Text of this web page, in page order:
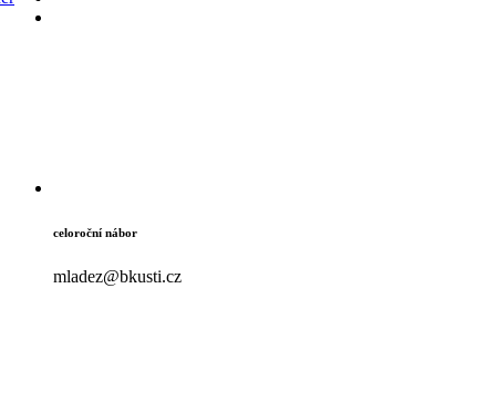
celoroční nábor
mladez@bkusti.cz